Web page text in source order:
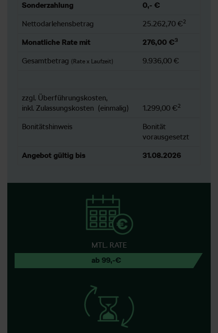
Sonderzahlung 0,- €
Nettodarlehensbetrag 25.262,70 €2
Monatliche Rate mit 276,00 €3
Gesamtbetrag (Rate x Laufzeit) 9.936,00 €
zzgl. Überführungskosten,
inkl. Zulassungskosten (einmalig)
1.299,00 €2
Bonitätshinweis
Bonität
vorausgesetzt
Angebot gültig bis 31.08.2026
MTL. RATE
ab 99,-€